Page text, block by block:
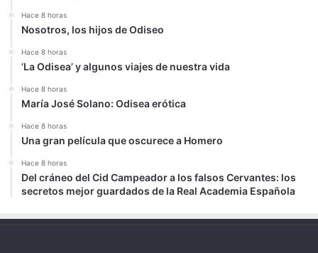
Hace 8 horas
Nosotros, los hijos de Odiseo
Hace 8 horas
‘La Odisea’ y algunos viajes de nuestra vida
Hace 8 horas
María José Solano: Odisea erótica
Hace 8 horas
Una gran película que oscurece a Homero
Hace 8 horas
Del cráneo del Cid Campeador a los falsos Cervantes: los
secretos mejor guardados de la Real Academia Española